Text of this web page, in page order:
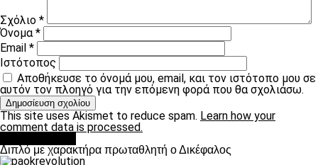
Σχόλιο *
Όνομα*
Email *
Ιστότοπος
Αποθήκευσε το όνομά μου, email, και τον ιστότοπο μου σε
αυτόν τον πλοηγό για την επόμενη φορά που θα σχολιάσω.
This site uses Akismet to reduce spam. Learn how your
comment data is processed.
Διπλό με χαρακτήρα πρωταθλητή ο Δικέφαλος